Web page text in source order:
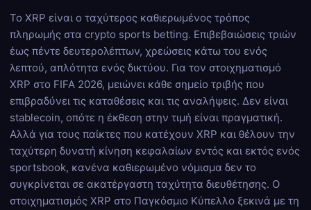
Το XRP είναι ο ταχύτερος καθιερωμένος τρόπος
πληρωμής στα crypto sports betting. Επιβεβαιώσεις τριών
έως πέντε δευτερολέπτων, χρεώσεις κάτω του ενός
λεπτού, απλότητα ενός δικτύου. Για τον στοιχηματισμό
XRP στο FIFA 2026, μειώνει κάθε σημείο τριβής που
επιβραδύνει τις καταθέσεις και τις αναλήψεις. Δεν είναι
stablecoin, οπότε η έκθεση στην τιμή είναι πραγματική.
Αλλά για τους παίκτες που κατέχουν XRP και θέλουν την
ταχύτερη δυνατή κίνηση κεφαλαίων εντός και εκτός ενός
sportsbook, κανένα καθιερωμένο νόμισμα δεν το
συγκρίνεται σε ακατέργαστη ταχύτητα διευθέτησης. Ο
στοιχηματισμός XRP στο Παγκόσμιο Κύπελλο ξεκινά με τη